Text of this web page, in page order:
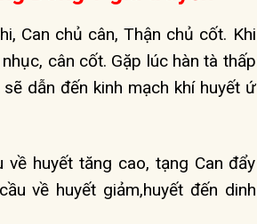
Can chủ cân, Thận chủ cốt. Khi
cân cốt. Gặp lúc hàn tà thấp
dẫn đến kinh mạch khí huyết ứ
về huyết tăng cao, tạng Can đẩy
về huyết giảm,huyết đến dinh